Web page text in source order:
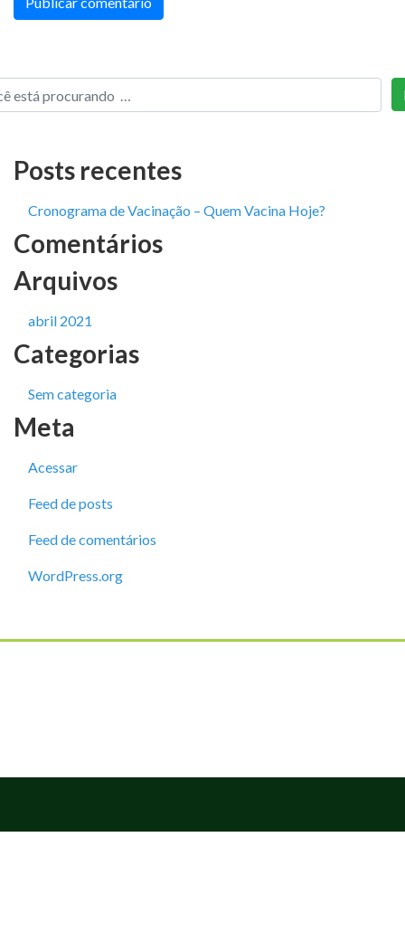
Posts recentes
Cronograma de Vacinação – Quem Vacina Hoje?
Comentários
Arquivos
abril 2021
Categorias
Sem categoria
Meta
Acessar
Feed de posts
Feed de comentários
WordPress.org